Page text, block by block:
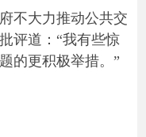
不大力推动公共交
评道：“我有些惊
的更积极举措。”